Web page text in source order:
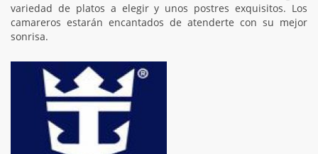
variedad de platos a elegir y unos postres exquisitos. Los
camareros estarán encantados de atenderte con su mejor
sonrisa.